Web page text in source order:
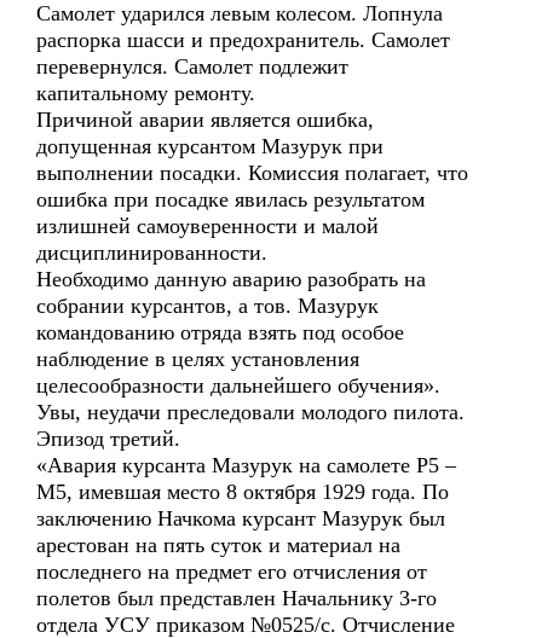
Самолет ударился левым колесом. Лопнула
распорка шасси и предохранитель. Самолет
перевернулся. Самолет подлежит
капитальному ремонту.
Причиной аварии является ошибка,
допущенная курсантом Мазурук при
выполнении посадки. Комиссия полагает, что
ошибка при посадке явилась результатом
излишней самоуверенности и малой
дисциплинированности.
Необходимо данную аварию разобрать на
собрании курсантов, а тов. Мазурук
командованию отряда взять под особое
наблюдение в целях установления
целесообразности дальнейшего обучения».
Увы, неудачи преследовали молодого пилота.
Эпизод третий.
«Авария курсанта Мазурук на самолете Р5 –
М5, имевшая место 8 октября 1929 года. По
заключению Начкома курсант Мазурук был
арестован на пять суток и материал на
последнего на предмет его отчисления от
полетов был представлен Начальнику 3-го
отдела УСУ приказом №0525/с. Отчисление